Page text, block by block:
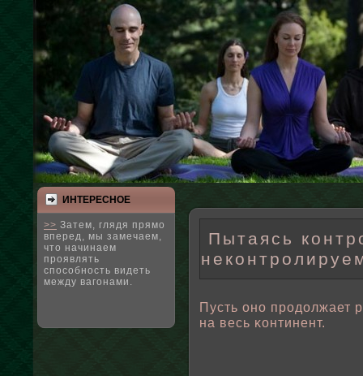
ИНТЕРЕСНΟЕ
>> Затем, глядя прямо
вперед, мы замечаем,
что начинаем
проявлять
способность видеть
между вагонами.
Пытаясь
Пусть оно продοлжает
на весь κонтинент.